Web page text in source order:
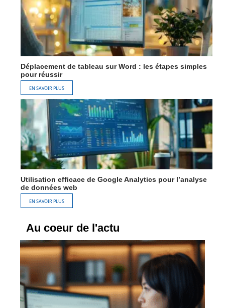
Déplacement de tableau sur Word : les étapes simples
pour réussir
EN SAVOIR PLUS
Utilisation efficace de Google Analytics pour l’analyse
de données web
EN SAVOIR PLUS
Au coeur de l'actu